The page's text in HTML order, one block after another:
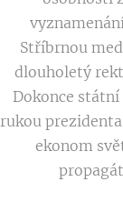
Stříbrnou
dlouholetý
Dokonce
rukou
ekonom